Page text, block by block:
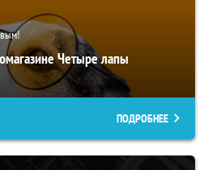
Четыре лапы
ПОДРОБНЕЕ